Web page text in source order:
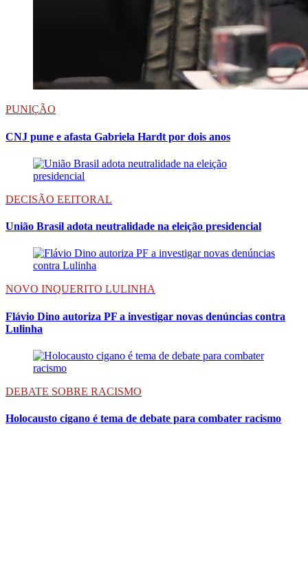
PUNIÇÃO
CNJ pune e afasta Gabriela Hardt por dois anos
DECISÃO EEITORAL
União Brasil adota neutralidade na eleição presidencial
NOVO INQUERITO LULINHA
Flávio Dino autoriza PF a investigar novas denúncias contra
Lulinha
DEBATE SOBRE RACISMO
Holocausto cigano é tema de debate para combater racismo